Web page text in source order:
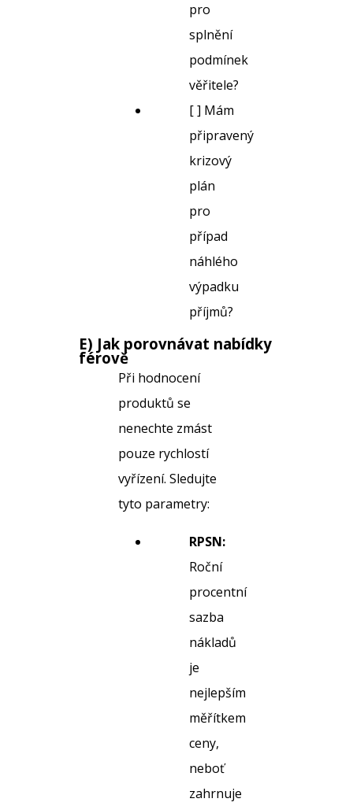
pro
splnění
podmínek
věřitele?
[ ] Mám
připravený
krizový
plán
pro
případ
náhlého
výpadku
příjmů?
E) Jak porovnávat nabídky
férově
Při hodnocení
produktů se
nenechte zmást
pouze rychlostí
vyřízení. Sledujte
tyto parametry:
RPSN:
Roční
procentní
sazba
nákladů
je
nejlepším
měřítkem
ceny,
neboť
zahrnuje